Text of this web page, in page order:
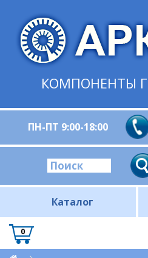
КОМПОНЕНТЫ
ПН-ПТ 9:00-18:00
Каталог
0